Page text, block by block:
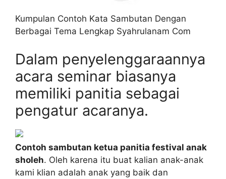
Kumpulan Contoh Kata Sambutan Dengan
Berbagai Tema Lengkap Syahrulanam Com
Dalam penyelenggaraannya
acara seminar biasanya
memiliki panitia sebagai
pengatur acaranya.
Contoh sambutan ketua panitia festival anak
sholeh. Oleh karena itu buat kalian anak-anak
kami klian adalah anak yang baik dan